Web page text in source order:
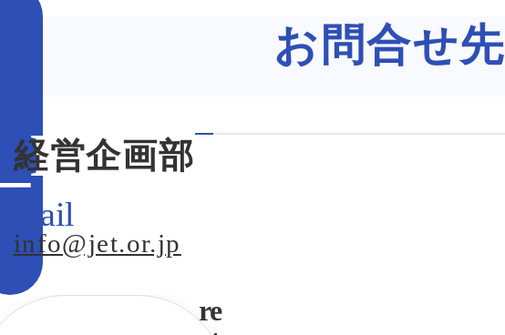
お問合せ先
経営企画部
info@jet.or.jp